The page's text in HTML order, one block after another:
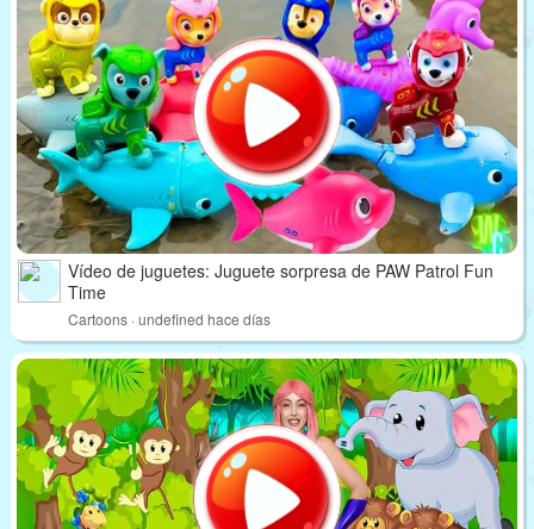
Vídeo de juguetes: Juguete sorpresa de PAW Patrol Fun
Time
Cartoons · undefined hace días